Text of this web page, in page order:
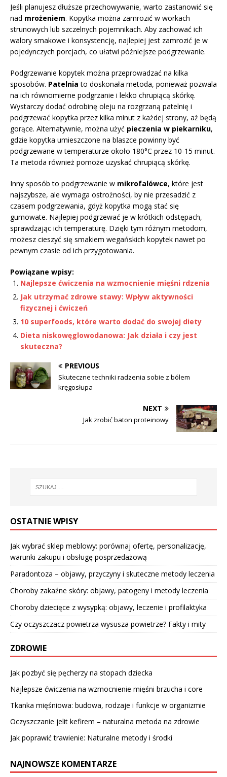
Jeśli planujesz dłuższe przechowywanie, warto zastanowić się
nad mrożeniem. Kopytka można zamrozić w workach
strunowych lub szczelnych pojemnikach. Aby zachować ich
walory smakowe i konsystencję, najlepiej jest zamrozić je w
pojedynczych porcjach, co ułatwi późniejsze podgrzewanie.
Podgrzewanie kopytek można przeprowadzać na kilka
sposobów. Patelnia to doskonała metoda, ponieważ pozwala
na ich równomierne podgrzanie i lekko chrupiącą skórkę.
Wystarczy dodać odrobinę oleju na rozgrzaną patelnię i
podgrzewać kopytka przez kilka minut z każdej strony, aż będą
gorące. Alternatywnie, można użyć pieczenia w piekarniku,
gdzie kopytka umieszczone na blaszce powinny być
podgrzewane w temperaturze około 180°C przez 10-15 minut.
Ta metoda również pomoże uzyskać chrupiącą skórkę.
Inny sposób to podgrzewanie w mikrofalówce, które jest
najszybsze, ale wymaga ostrożności, by nie przesadzić z
czasem podgrzewania, gdyż kopytka mogą stać się
gumowate. Najlepiej podgrzewać je w krótkich odstępach,
sprawdzając ich temperaturę. Dzięki tym różnym metodom,
możesz cieszyć się smakiem wegańskich kopytek nawet po
pewnym czasie od ich przygotowania.
Powiązane wpisy:
Najlepsze ćwiczenia na wzmocnienie mięśni rdzenia
Jak utrzymać zdrowe stawy: Wpływ aktywności
fizycznej i ćwiczeń
10 superfoods, które warto dodać do swojej diety
Dieta niskowęglowodanowa: Jak działa i czy jest
skuteczna?
PREVIOUS
Skuteczne techniki radzenia sobie z bólem
kręgosłupa
NEXT
Jak zrobić baton proteinowy
OSTATNIE WPISY
Jak wybrać sklep meblowy: porównaj ofertę, personalizację,
warunki zakupu i obsługę posprzedażową
Paradontoza – objawy, przyczyny i skuteczne metody leczenia
Choroby zakaźne skóry: objawy, patogeny i metody leczenia
Choroby dziecięce z wysypką: objawy, leczenie i profilaktyka
Czy oczyszczacz powietrza wysusza powietrze? Fakty i mity
ZDROWIE
Jak pozbyć się pęcherzy na stopach dziecka
Najlepsze ćwiczenia na wzmocnienie mięśni brzucha i core
Tkanka mięśniowa: budowa, rodzaje i funkcje w organizmie
Oczyszczanie jelit kefirem – naturalna metoda na zdrowie
Jak poprawić trawienie: Naturalne metody i środki
NAJNOWSZE KOMENTARZE